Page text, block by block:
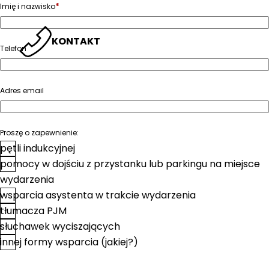
KONTAKT
Imię i nazwisko*
Telefon
Adres email
Proszę o zapewnienie:
pętli indukcyjnej
pomocy w dojściu z przystanku lub parkingu na miejsce
wydarzenia
wsparcia asystenta w trakcie wydarzenia
tłumacza PJM
słuchawek wyciszających
innej formy wsparcia (jakiej?)